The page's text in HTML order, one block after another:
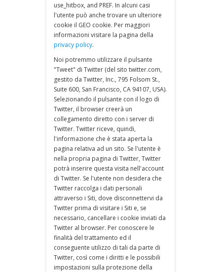
use_hitbox, and PREF. In alcuni casi
l'utente può anche trovare un ulteriore
cookie il GEO cookie. Per maggiori
informazioni visitare la pagina della
privacy policy.
Noi potremmo utilizzare il pulsante
"Tweet" di Twitter (del sito twitter.com,
gestito da Twitter, Inc., 795 Folsom St.,
Suite 600, San Francisco, CA 94107, USA).
Selezionando il pulsante con il logo di
Twitter, il browser creerà un
collegamento diretto con i server di
Twitter. Twitter riceve, quindi,
l'informazione che è stata aperta la
pagina relativa ad un sito. Se l'utente è
nella propria pagina di Twitter, Twitter
potrà inserire questa visita nell'account
di Twitter. Se l'utente non desidera che
Twitter raccolga i dati personali
attraverso i Siti, dove disconnettervi da
Twitter prima di visitare i Siti e, se
necessario, cancellare i cookie inviati da
Twitter al browser. Per conoscere le
finalità del trattamento ed il
conseguente utilizzo di tali da parte di
Twitter, così come i diritti e le possibili
impostazioni sulla protezione della